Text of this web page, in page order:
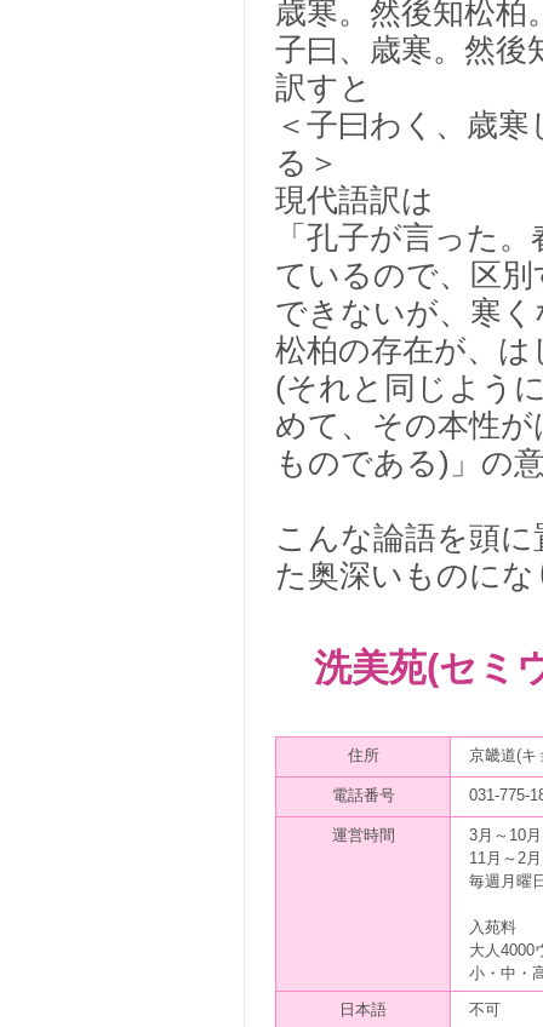
歳寒。然後知松柏
子曰、歳寒。然後
訳すと
＜子曰わく、歳
る＞
現代語訳は
「孔子が言った
ているので、区
できないが、寒
松柏の存在が、
(それと同じよう
めて、その本性
ものである)」の
こんな論語を頭
た奥深いものに
洗美苑(セミ
住所 京畿道(キ
電話番号 031-775-
運営時間
3月～10
11月～2
毎週月曜
入苑料
大人4000
小・中・
日本語
不可